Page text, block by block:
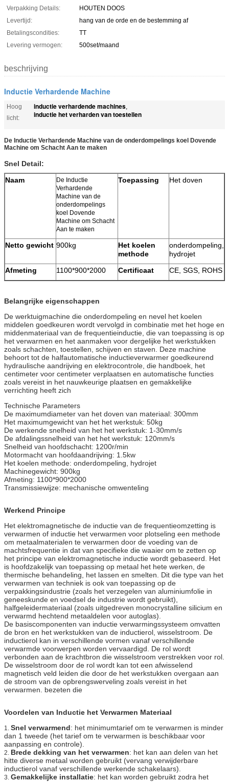
Verpakking Details:
HOUTEN DOOS
Levertijd:
hang van de orde en de bestemming af
Betalingscondities:
TT
Levering vermogen:
500set/maand
beschrijving
Inductie Verhardende Machine
Hoog
licht:
inductie verhardende machines,
inductie het verharden van toestellen
De Inductie Verhardende Machine van de onderdompelings koel Dovende
Machine om Schacht Aan te maken
Snel Detail:
Naam
De Inductie
Verhardende
Machine van de
onderdompelings
koel Dovende
Machine om Schacht
Aan te maken
Toepassing Het doven
Netto gewicht 900kg
Het koelen
methode
onderdompeling,
hydrojet
Afmeting
1100*900*2000 Certificaat CE, SGS, ROHS
Belangrijke eigenschappen
De werktuigmachine die onderdompeling en nevel het koelen
middelen goedkeuren wordt vervolgd in combinatie met het hoge en
middenmateriaal van de frequentieinductie, die van toepassing is op
het verwarmen en het aanmaken voor dergelijke het werkstukken
zoals schachten, toestellen, schijven en staven. Deze machine
behoort tot de halfautomatische inductieverwarmer goedkeurend
hydraulische aandrijving en elektrocontrole, die handboek, het
centimeter voor centimeter verplaatsen en automatische functies
zoals vereist in het nauwkeurige plaatsen en gemakkelijke
verrichting heeft zich
Technische Parameters
De maximumdiameter van het doven van materiaal: 300mm
Het maximumgewicht van het het werkstuk: 50kg
De werkende snelheid van het het werkstuk: 1-30mm/s
De afdalingssnelheid van het het werkstuk: 120mm/s
Snelheid van hoofdschacht: 1200r/min
Motormacht van hoofdaandrijving: 1.5kw
Het koelen methode: onderdompeling, hydrojet
Machinegewicht: 900kg
Afmeting: 1100*900*2000
Transmissiewijze: mechanische omwenteling
Werkend Principe
Het elektromagnetische de inductie van de frequentieomzetting is
verwarmen of inductie het verwarmen voor plotseling een methode
om metaalmaterialen te verwarmen door de voeding van de
machtsfrequentie in dat van specifieke die waaier om te zetten op
het principe van elektromagnetische inductie wordt gebaseerd. Het
is hoofdzakelijk van toepassing op metaal het hete werken, de
thermische behandeling, het lassen en smelten. Dit die type van het
verwarmen van techniek is ook van toepassing op de
verpakkingsindustrie (zoals het verzegelen van aluminiumfolie in
geneeskunde en voedsel de industrie wordt gebruikt),
halfgeleidermateriaal (zoals uitgedreven monocrystalline silicium en
verwarmd hechtend metaaldelen voor autoglas).
De basiscomponenten van inductie verwarmingssysteem omvatten
de bron en het werkstukken van de inductierol, wisselstroom. De
inductierol kan in verschillende vormen vanaf verschillende
verwarmde voorwerpen worden vervaardigd. De rol wordt
verbonden aan de krachtbron die wisselstroom verstrekken voor rol.
De wisselstroom door de rol wordt kan tot een afwisselend
magnetisch veld leiden die door de het werkstukken overgaan aan
de stroom van de opbrengswerveling zoals vereist in het
verwarmen. bezeten die
Voordelen van Inductie het Verwarmen Materiaal
1. Snel verwarmend: het minimumtarief om te verwarmen is minder
dan 1 tweede (het tarief om te verwarmen is beschikbaar voor
aanpassing en controle).
2. Brede dekking van het verwarmen: het kan aan delen van het
hitte diverse metaal worden gebruikt (vervang verwijderbare
inductierol vanaf verschillende werkende schakelaars).
3. Gemakkelijke installatie: het kan worden gebruikt zodra het